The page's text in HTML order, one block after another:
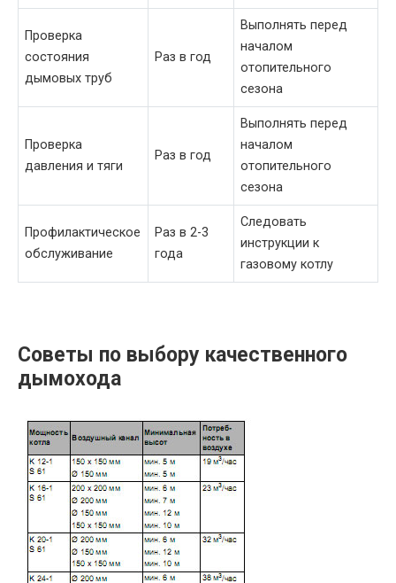
Проверка
состояния
дымовых труб
Раз в год
Выполнять перед
началом
отопительного
сезона
Проверка
давления и тяги
Раз в год
Выполнять перед
началом
отопительного
сезона
Профилактическое
обслуживание
Раз в 2-3
года
Следовать
инструкции к
газовому котлу
Советы по выбору качественного
дымохода